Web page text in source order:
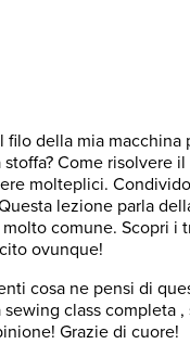
filo della mia macchina
Come risolvere il
molteplici.
lezione parla
comune. Scopri i
ovunque!
cosa ne pensi di
class completa ,
Grazie di cuore!